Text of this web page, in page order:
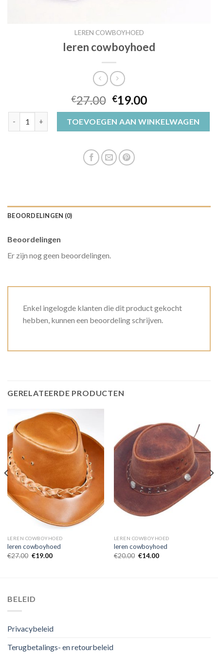
LEREN COWBOYHOED
leren cowboyhoed
€27.00 €19.00
TOEVOEGEN AAN WINKELWAGEN
BEOORDELINGEN (0)
Beoordelingen
Er zijn nog geen beoordelingen.
Enkel ingelogde klanten die dit product gekocht
hebben, kunnen een beoordeling schrijven.
GERELATEERDE PRODUCTEN
LEREN COWBOYHOED
leren cowboyhoed
€27.00 €19.00
LEREN COWBOYHOED
leren cowboyhoed
€20.00 €14.00
BELEID
Privacybeleid
Terugbetalings- en retourbeleid